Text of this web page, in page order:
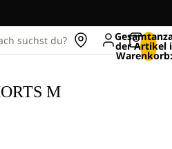
suchst du? der Artikel
M